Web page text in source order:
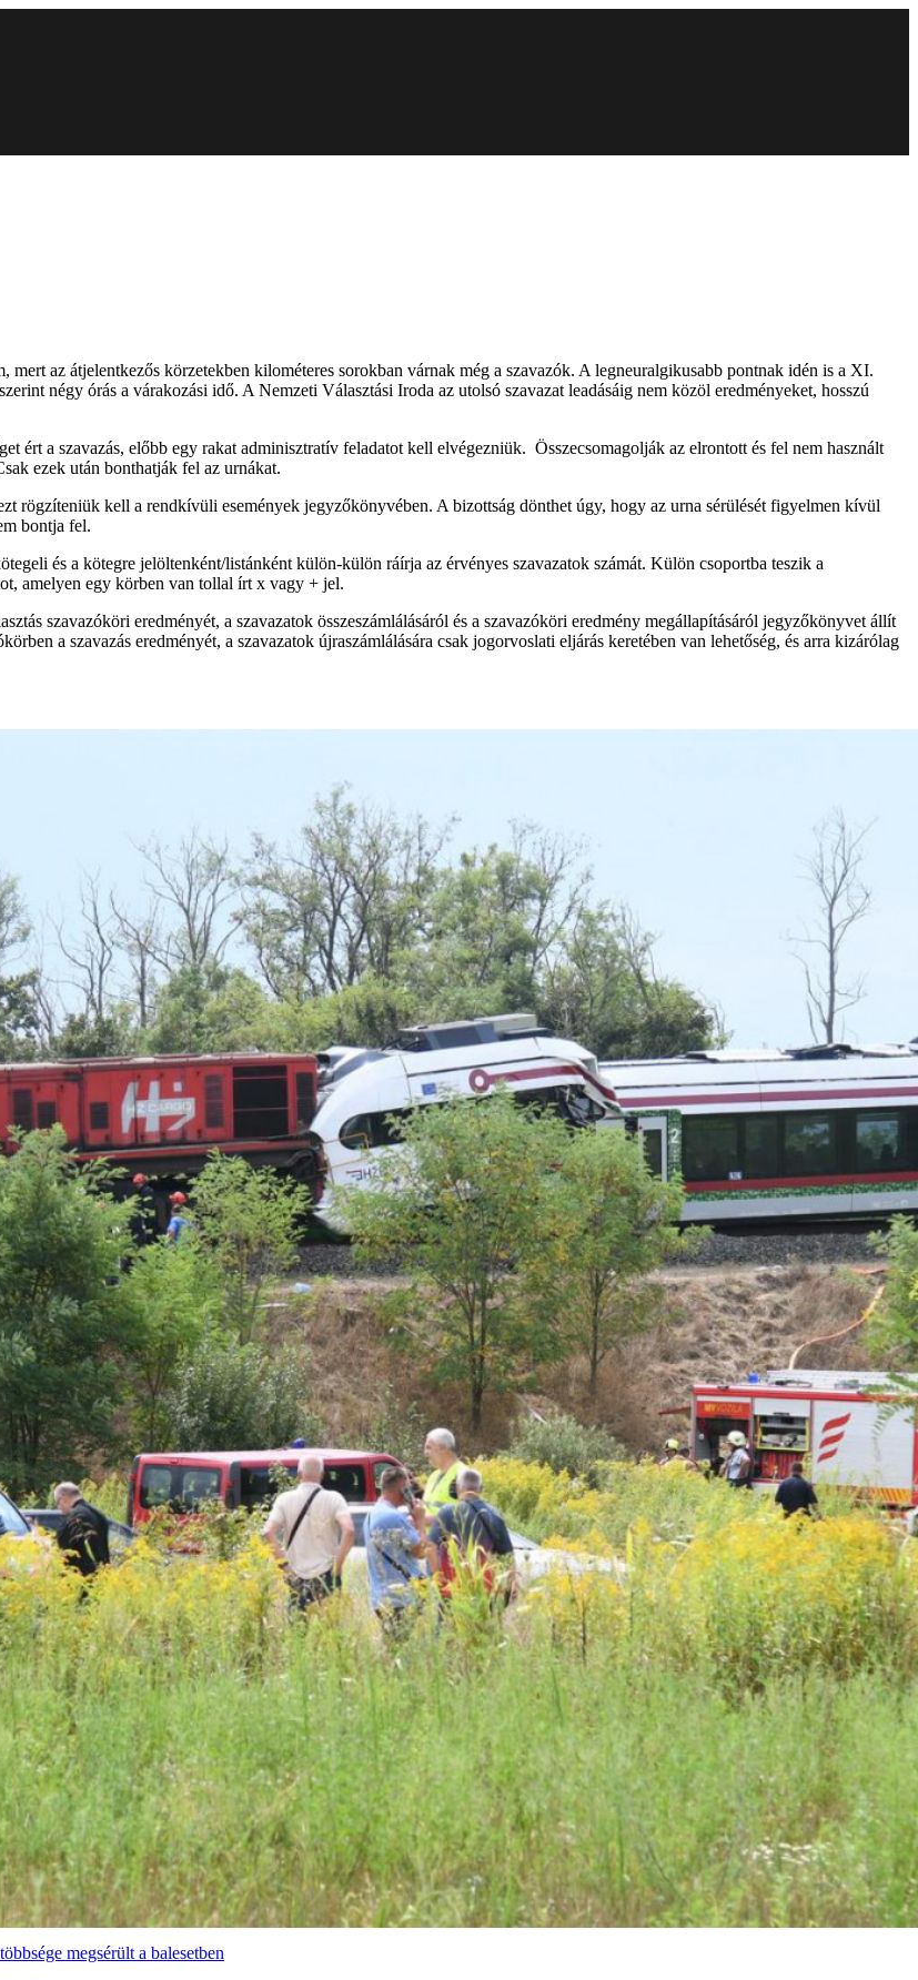
az átjelentkezős körzetekben kilométeres sorokban várnak még a szavazók. A legneuralgikusabb pontnak idén is a XI.
négy órás a várakozási idő. A Nemzeti Választási Iroda az utolsó szavazat leadásáig nem közöl eredményeket, hosszú
ért a szavazás, előbb egy rakat adminisztratív feladatot kell elvégezniük. Összecsomagolják az elrontott és fel nem használt
ezek után bonthatják fel az urnákat.
rögzíteniük kell a rendkívüli események jegyzőkönyvében. A bizottság dönthet úgy, hogy az urna sérülését figyelmen kívül
bontja fel.
és a kötegre jelöltenként/listánként külön-külön ráírja az érvényes szavazatok számát. Külön csoportba teszik a
amelyen egy körben van tollal írt x vagy + jel.
szavazóköri eredményét, a szavazatok összeszámlálásáról és a szavazóköri eredmény megállapításáról jegyzőkönyvet állít
a szavazás eredményét, a szavazatok újraszámlálására csak jogorvoslati eljárás keretében van lehetőség, és arra kizárólag
megsérült a balesetben